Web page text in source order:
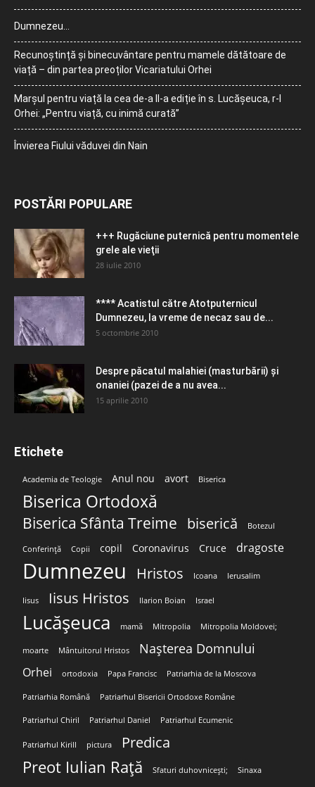
Dumnezeu…
Recunoștință și binecuvântare pentru mamele dătătoare de
viață – din partea preoților Vicariatului Orhei
Marșul pentru viață la cea de-a II-a ediție în s. Lucășeuca, r-l
Orhei: „Pentru viață, cu inimă curată”
Învierea Fiului văduvei din Nain
POSTĂRI POPULARE
+++ Rugăciune puternică pentru momentele
grele ale vieţii
28 iulie 2010
**** Acatistul către Atotputernicul
Dumnezeu, la vreme de necaz sau de...
5 octombrie 2010
Despre păcatul malahiei (masturbării) şi
onaniei (pazei de a nu avea...
15 aprilie 2010
Etichete
Academia de Teologie Anul nou avort Biserica
Biserica Ortodoxă
Biserica Sfânta Treime biserică Botezul
Conferință Copii copil Coronavirus Cruce dragoste
Dumnezeu Hristos Icoana Ierusalim
Iisus Iisus Hristos Ilarion Boian Israel
Lucășeuca mamă Mitropolia Mitropolia Moldovei;
moarte Mântuitorul Hristos Nașterea Domnului
Orhei ortodoxia Papa Francisc Patriarhia de la Moscova
Patriarhia Română Patriarhul Bisericii Ortodoxe Române
Patriarhul Chiril Patriarhul Daniel Patriarhul Ecumenic
Patriarhul Kirill pictura Predica
Preot Iulian Rață Sfaturi duhovnicești; Sinaxa